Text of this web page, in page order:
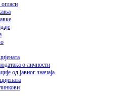
o личности
од јавног значаја